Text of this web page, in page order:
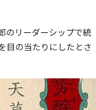
のリーダーシップで統
目の当たりにしたとさ